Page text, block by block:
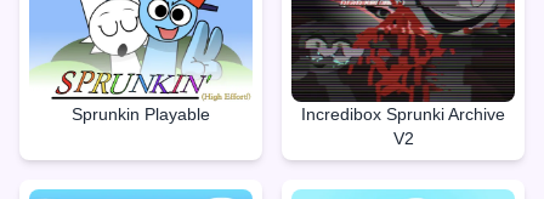
Sprunkin Playable
Incredibox Sprunki Archive
V2